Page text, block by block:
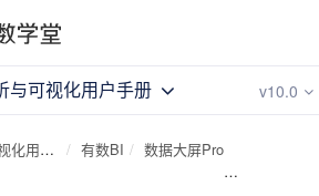
户手册 有数BI 数据大屏Pro
与可视化用户手册 v10.0